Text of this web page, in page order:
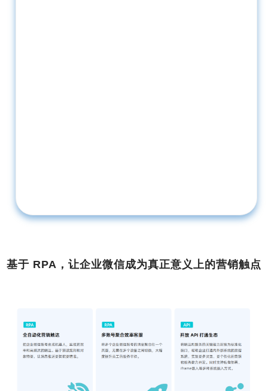
基于 RPA，让企业微信成为真正意义上的营销触点